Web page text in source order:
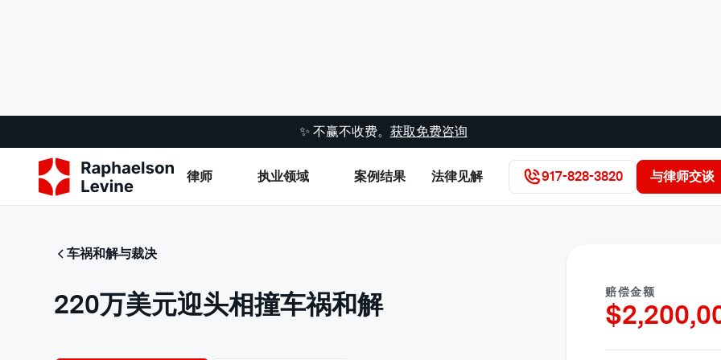
✨ 不赢不收费。 获取免费咨询
律师 执业领域 案例结果 法律见解 917-828-3820 与律师交谈
车祸和解与裁决
220万美元迎头相撞车祸和解 赔偿金额
$